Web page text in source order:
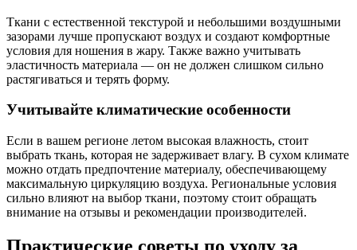
Ткани с естественной текстурой и небольшими воздушными
зазорами лучше пропускают воздух и создают комфортные
условия для ношения в жару. Также важно учитывать
эластичность материала — он не должен слишком сильно
растягиваться и терять форму.
Учитывайте климатические особенности
Если в вашем регионе летом высокая влажность, стоит
выбрать ткань, которая не задерживает влагу. В сухом климате
можно отдать предпочтение материалу, обеспечивающему
максимальную циркуляцию воздуха. Региональные условия
сильно влияют на выбор ткани, поэтому стоит обращать
внимание на отзывы и рекомендации производителей.